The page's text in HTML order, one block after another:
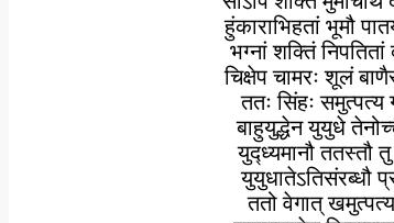
हुंकाराभिहतां भूमौ
भग्नां शक्तिं
चिक्षेप चामरः शूलं
ततः सिंहः समुत्पत्य
बाहुयुद्धेन युयुधे
युद्ध्यमानौ ततस्तौ तु
युयुधातेऽतिसंरब्धौ
ततो वेगात्